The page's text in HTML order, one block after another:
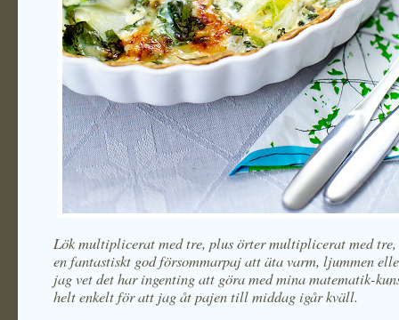
Lök multiplicerat med tre, plus örter multiplicerat med
en fantastiskt god försommarpaj att äta varm, ljummen
jag vet det har ingenting att göra med mina matematik-
helt enkelt för att jag åt pajen till middag igår kväll.